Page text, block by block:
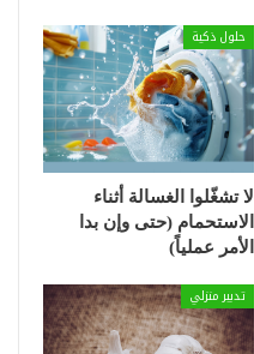
حلول ذكية
لا تشغّلوا الغسالة أثناء
الاستحمام (حتى وإن بدا
الأمر عملياً)
تدبير منزلي